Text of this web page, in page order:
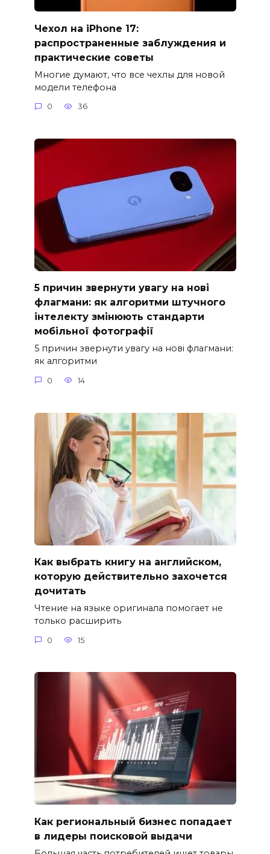
Чехол на iPhone 17:
распространенные заблуждения и
практические советы
Многие думают, что все чехлы для новой
модели телефона
0 36
5 причин звернути увагу на нові
флагмани: як алгоритми штучного
інтелекту змінюють стандарти
мобільної фотографії
5 причин звернути увагу на нові флагмани:
як алгоритми
0 14
Как выбрать книгу на английском,
которую действительно захочется
дочитать
Чтение на языке оригинала помогает не
только расширить
0 15
Как региональный бизнес попадает
в лидеры поисковой выдачи